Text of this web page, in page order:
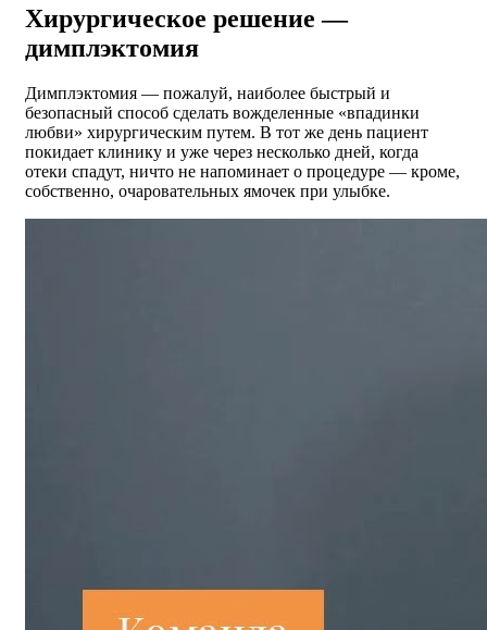
Хирургическое решение —
димплэктомия
Димплэктомия — пожалуй, наиболее быстрый и
безопасный способ сделать вожделенные «впадинки
любви» хирургическим путем. В тот же день пациент
покидает клинику и уже через несколько дней, когда
отеки спадут, ничто не напоминает о процедуре — кроме,
собственно, очаровательных ямочек при улыбке.